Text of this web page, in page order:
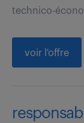
technico-
voir l'offre